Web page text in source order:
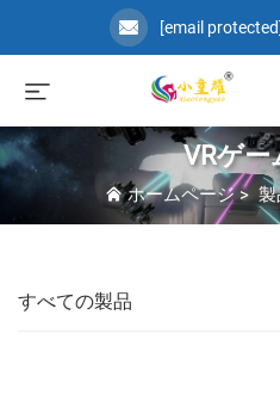
[email protected]
VRゲー
ホームページ>製
すべての製品